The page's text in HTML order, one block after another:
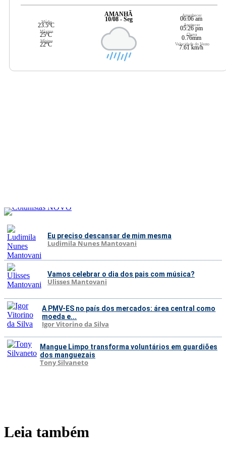
Média
23.5ºC
Máxima
25ºC
Mínima
22ºC
AMANHÃ
10/08 - Seg
Amanhecer
06:06 am
Anoitecer
05:26 pm
Chuva
0.76mm
Velocidade do Vento
7.61 km/h
Eu preciso descansar de mim mesma
Ludimila Nunes Mantovani
Vamos celebrar o dia dos pais com música?
Ulisses Mantovani
A PMV-ES no país dos mercados: área central como
moeda e...
Igor Vitorino da Silva
Mangue Limpo transforma voluntários em guardiões
dos manguezais
Tony Silvaneto
Leia também